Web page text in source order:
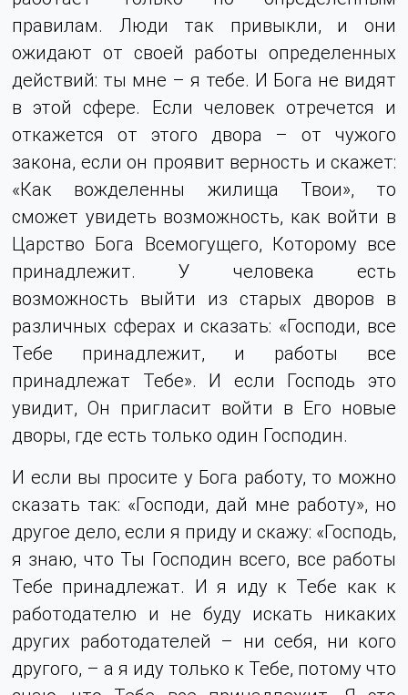
правилам. Люди так привыкли, и они
ожидают от своей работы определенных
действий: ты мне – я тебе. И Бога не видят
в этой сфере. Если человек отречется и
откажется от этого двора – от чужого
закона, если он проявит верность и скажет:
«Как вожделенны жилища Твои», то
сможет увидеть возможность, как войти в
Царство Бога Всемогущего, Которому все
принадлежит. У человека есть
возможность выйти из старых дворов в
различных сферах и сказать: «Господи, все
Тебе принадлежит, и работы все
принадлежат Тебе». И если Господь это
увидит, Он пригласит войти в Его новые
дворы, где есть только один Господин.
И если вы просите у Бога работу, то можно
сказать так: «Господи, дай мне работу», но
другое дело, если я приду и скажу: «Господь,
я знаю, что Ты Господин всего, все работы
Тебе принадлежат. И я иду к Тебе как к
работодателю и не буду искать никаких
других работодателей – ни себя, ни кого
другого, – а я иду только к Тебе, потому что